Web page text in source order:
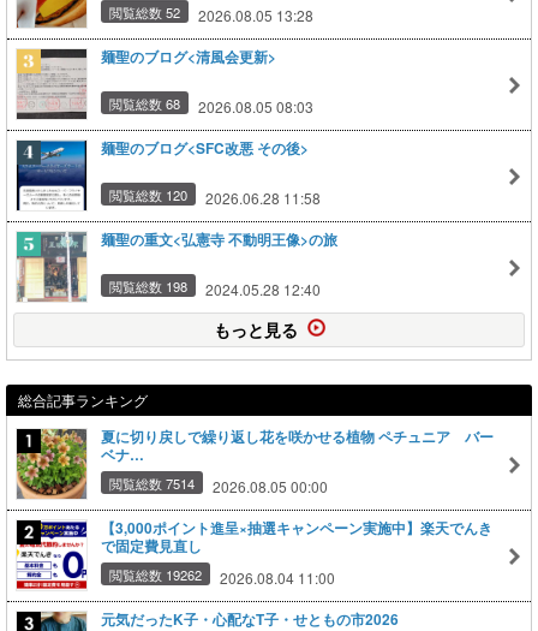
閲覧総数 52 2026.08.05 13:28
麺聖のブログ<清風会更新>
閲覧総数 68 2026.08.05 08:03
麺聖のブログ<SFC改悪 その後>
閲覧総数 120 2026.06.28 11:58
麺聖の重文<弘憲寺 不動明王像>の旅
閲覧総数 198 2024.05.28 12:40
もっと見る
総合記事ランキング
夏に切り戻しで繰り返し花を咲かせる植物 ペチュニア バー
ベナ…
閲覧総数 7514 2026.08.05 00:00
【3,000ポイント進呈×抽選キャンペーン実施中】楽天でんき
で固定費見直し
閲覧総数 19262 2026.08.04 11:00
元気だったK子・心配なT子・せともの市2026